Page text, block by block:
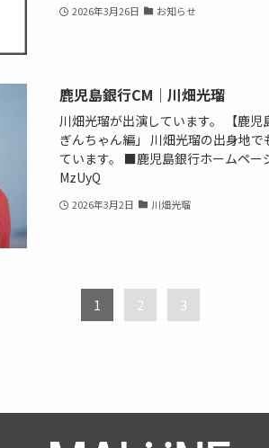
2026年3月26日 お知らせ
鹿児島銀行CM｜川畑光瑠
川畑光瑠が出演しています。 【鹿
ぎんちゃん編」 川畑光瑠の出身地
ています。 ■鹿児島銀行ホームペ
MzUyQ
2026年3月2日 川畑光瑠
1 2 3